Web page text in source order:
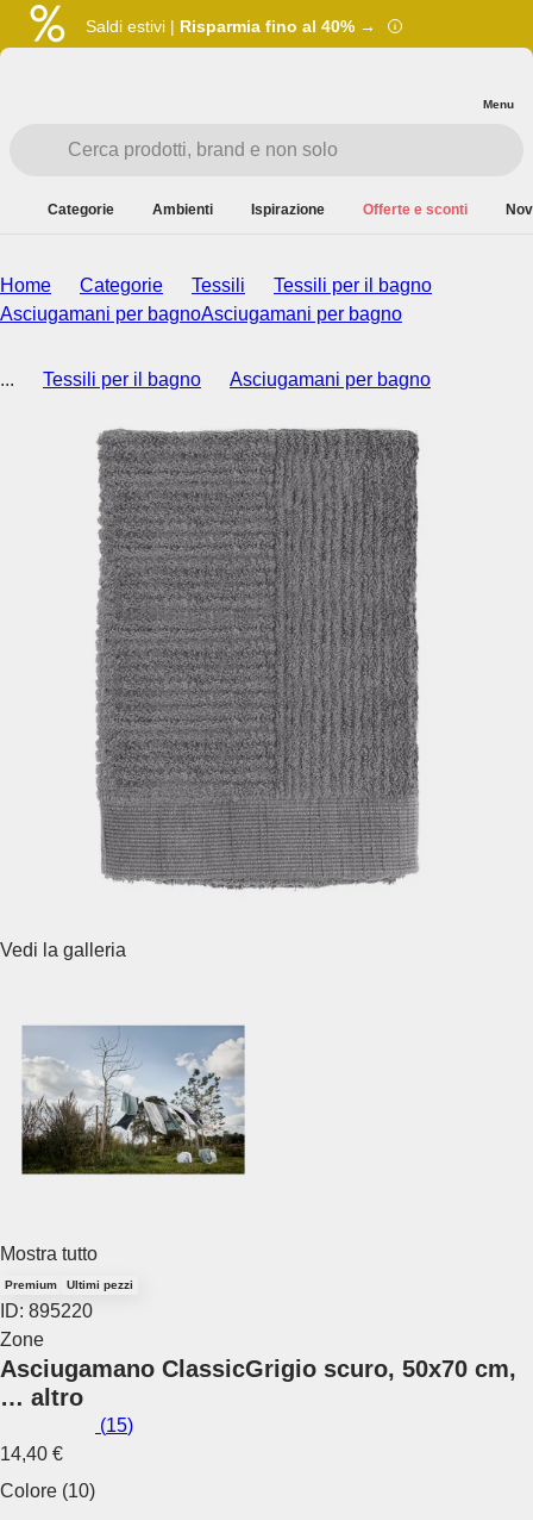
Saldi estivi | Risparmia fino al 40% →
Menu
Categorie Ambienti Ispirazione Offerte e sconti
Home Categorie Tessili
Tessili per il bagno
Asciugamani per bagnoAsciugamani per bagno
... Tessili per il bagno Asciugamani per bagno
Vedi la galleria
Mostra tutto
Premium Ultimi pezzi
ID: 895220
Zone
Asciugamano ClassicGrigio scuro, 50x70 cm,
… altro
(15)
14,40 €
Colore (10)